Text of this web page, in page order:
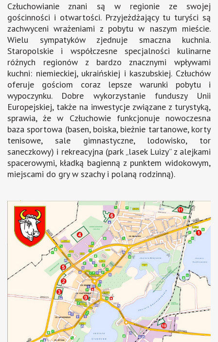
Człuchowianie znani są w regionie ze swojej
gościnności i otwartości. Przyjeżdżający tu turyści są
zachwyceni wrażeniami z pobytu w naszym mieście.
Wielu sympatyków zjednuje smaczna kuchnia.
Staropolskie i współczesne specjalności kulinarne
różnych regionów z bardzo znacznymi wpływami
kuchni: niemieckiej, ukraińskiej i kaszubskiej. Człuchów
oferuje gościom coraz lepsze warunki pobytu i
wypoczynku. Dobre wykorzystanie funduszy Unii
Europejskiej, także na inwestycje związane z turystyką,
sprawia, że w Człuchowie funkcjonuje nowoczesna
baza sportowa (basen, boiska, bieżnie tartanowe, korty
tenisowe, sale gimnastyczne, lodowisko, tor
saneczkowy) i rekreacyjna (park „lasek Luizy” z alejkami
spacerowymi, kładką bagienną z punktem widokowym,
miejscami do gry w szachy i polaną rodzinną).